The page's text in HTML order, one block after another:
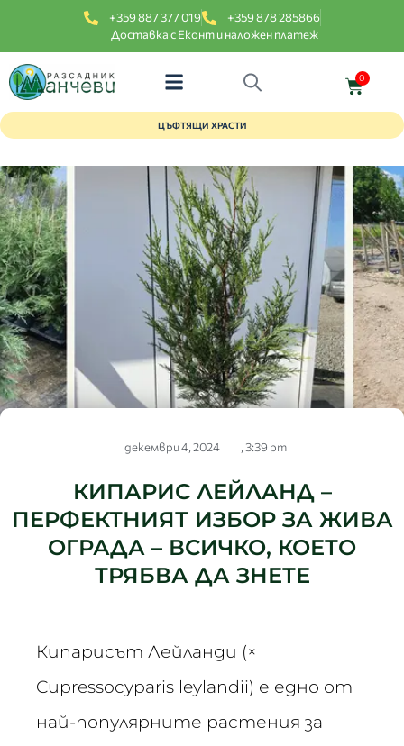
+359 887 377 019
+359 878 285866
Доставка с Еконт и наложен платеж
0
ЦЪФТЯЩИ ХРАСТИ
декември 4, 2024 , 3:39 pm
КИПАРИС ЛЕЙЛАНД –
ПЕРФЕКТНИЯТ ИЗБОР ЗА ЖИВА
ОГРАДА – ВСИЧКО, КОЕТО
ТРЯБВА ДА ЗНЕТЕ
Кипарисът Лейланди (×
Cupressocyparis leylandii) е едно от
най-популярните растения за